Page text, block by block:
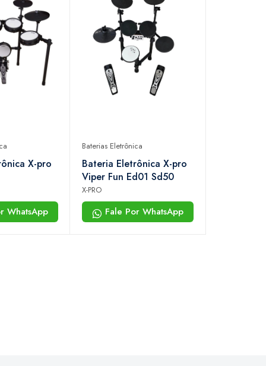
X-pro
WhatsApp
Baterias Eletrônica
Bateria Eletrônica X-pro
Viper Fun Ed01 Sd50
X-PRO
Fale Por WhatsApp